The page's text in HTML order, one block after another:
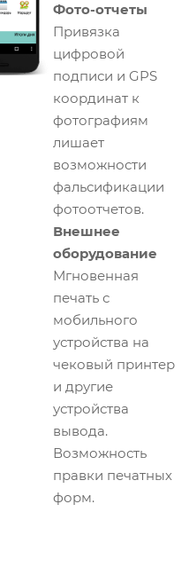
Фото-отчеты
Привязка
цифровой
подписи и GPS
координат к
фотографиям
лишает
возможности
фальсификации
фотоотчетов.
Внешнее
оборудование
Мгновенная
печать с
мобильного
устройства на
чековый принтер
и другие
устройства
вывода.
Возможность
правки печатных
форм.